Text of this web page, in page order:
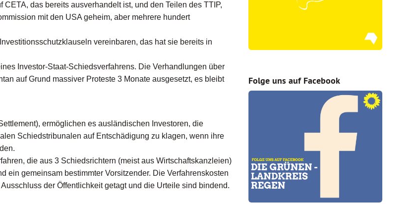
das bereits ausverhandelt ist, und den Teilen des TTIP,
mit den USA geheim, aber mehrere hundert
vereinbaren, das hat sie bereits in
Investor-Staat-Schiedsverfahrens. Die Verhandlungen über
auf Grund massiver Proteste 3 Monate ausgesetzt, es bleibt
ermöglichen es ausländischen Investoren, die
Schiedstribunalen auf Entschädigung zu klagen, wenn ihre
die aus 3 Schiedsrichtern (meist aus Wirtschaftskanzleien)
ein gemeinsam bestimmter Vorsitzender. Die Verfahrenskosten
der Öffentlichkeit getagt und die Urteile sind bindend.
Folge uns auf Facebook